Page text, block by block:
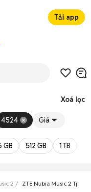
Tải app
Xoá lọc
4524 Giá
GB 512 GB 1 TB
2 ZTE Nubia Music 2 Tp Hồ